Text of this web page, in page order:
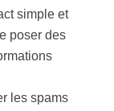
simple et
poser des
les spams